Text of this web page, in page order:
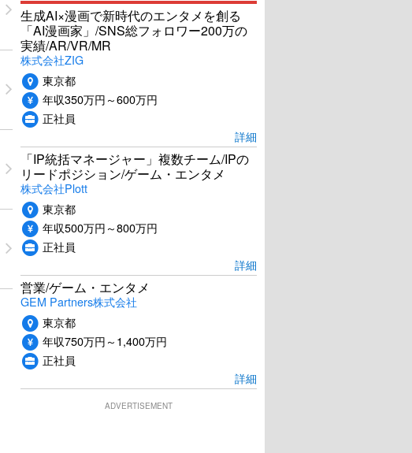
生成AI×漫画で新時代のエンタメを創る
「AI漫画家」/SNS総フォロワー200万の
実績/AR/VR/MR
株式会社ZIG
東京都
年収350万円～600万円
正社員
詳細
「IP統括マネージャー」複数チーム/IPの
リードポジション/ゲーム・エンタメ
株式会社Plott
東京都
年収500万円～800万円
正社員
詳細
営業/ゲーム・エンタメ
GEM Partners株式会社
東京都
年収750万円～1,400万円
正社員
詳細
ADVERTISEMENT